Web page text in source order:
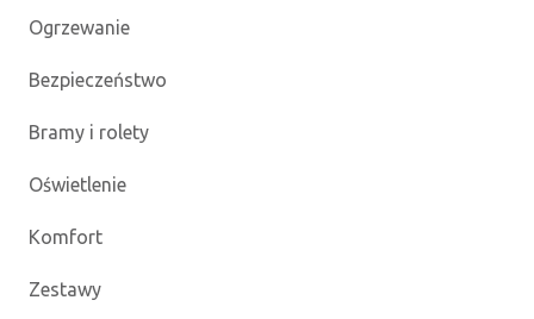
Ogrzewanie
Bezpieczeństwo
Bramy i rolety
Oświetlenie
Komfort
Zestawy